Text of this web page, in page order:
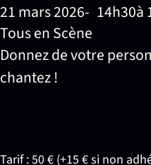
21 mars 2026 14h30à
Tous en Scène
Donnez de votre
chantez !
Tarif : 50 € (+15 € si non